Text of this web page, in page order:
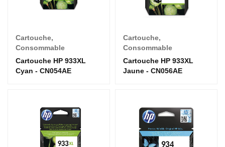
Cartouche,
Consommable
Cartouche HP 933XL
Cyan - CN054AE
Cartouche,
Consommable
Cartouche HP 933XL
Jaune - CN056AE